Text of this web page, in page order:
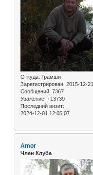
Откуда: Грамши
Зарегистрирован: 2015-12-21
Сообщений: 7367
Уважение: +13739
Последний визит:
2024-12-01 12:05:07
Amor
Член Клуба